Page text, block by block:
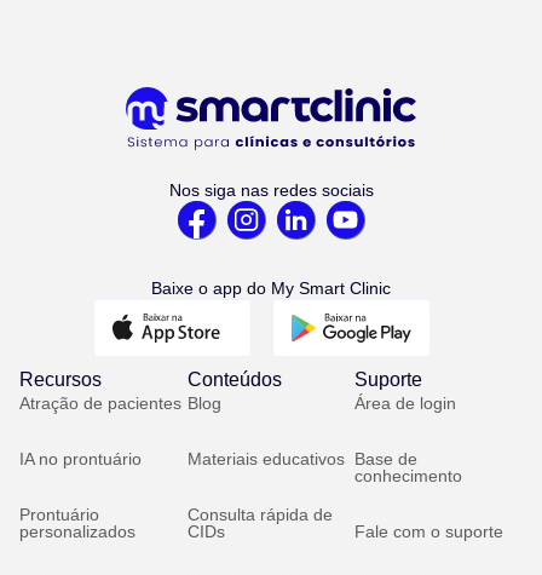
Nos siga nas redes sociais
Baixe o app do My Smart Clinic
Recursos
Atração de pacientes
IA no prontuário
Prontuário
personalizados
Conteúdos
Blog
Materiais educativos
Consulta rápida de
CIDs
Suporte
Área de login
Base de
conhecimento
Fale com o suporte